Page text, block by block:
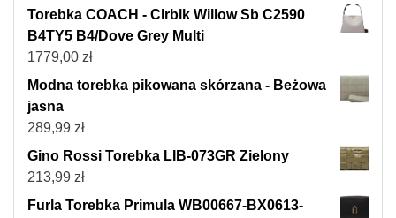
Torebka COACH - Clrblk Willow Sb C2590
B4TY5 B4/Dove Grey Multi
1779,00 zł
Modna torebka pikowana skórzana - Beżowa
jasna
289,99 zł
Gino Rossi Torebka LIB-073GR Zielony
213,99 zł
Furla Torebka Primula WB00667-BX0613-